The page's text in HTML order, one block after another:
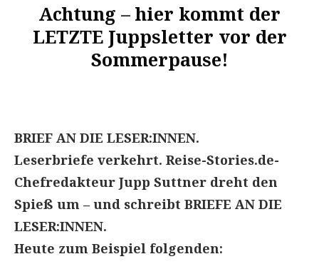
Achtung – hier kommt der
LETZTE Juppsletter vor der
Sommerpause!
BRIEF AN DIE LESER:INNEN.
Leserbriefe verkehrt. Reise-Stories.de-
Chefredakteur Jupp Suttner dreht den
Spieß um – und schreibt BRIEFE AN DIE
LESER:INNEN.
Heute zum Beispiel folgenden: